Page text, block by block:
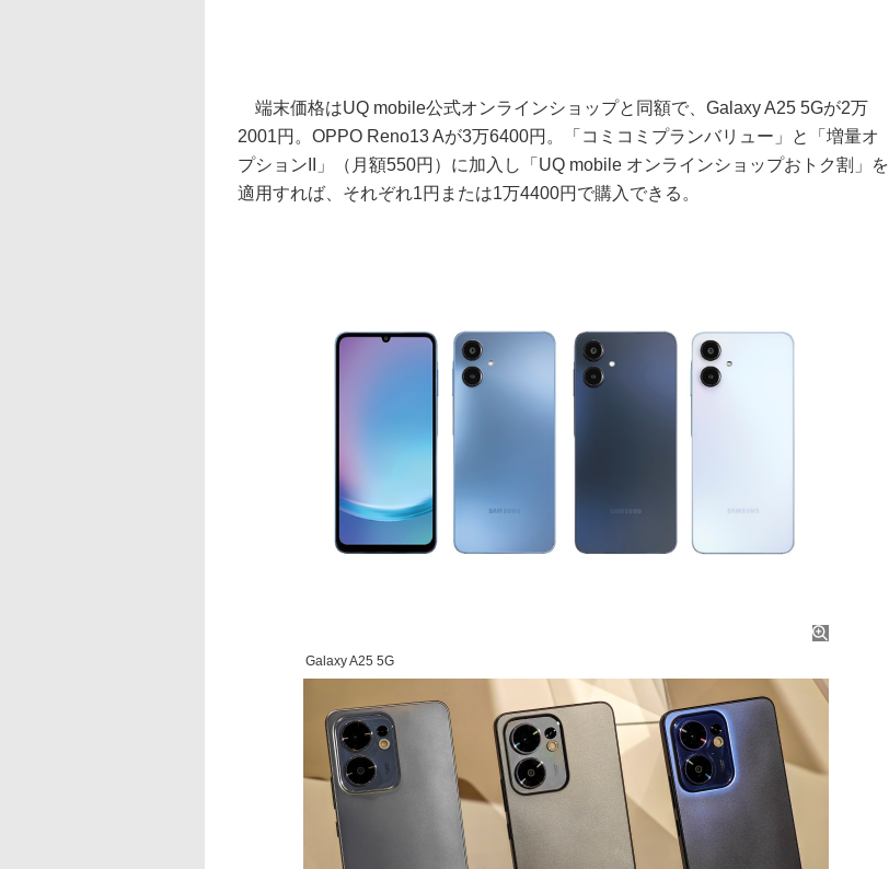
端末価格はUQ mobile公式オンラインショップと同額で、Galaxy A25 5Gが2万
2001円。OPPO Reno13 Aが3万6400円。「コミコミプランバリュー」と「増量オ
プションII」（月額550円）に加入し「UQ mobile オンラインショップおトク割」を
適用すれば、それぞれ1円または1万4400円で購入できる。
Galaxy A25 5G